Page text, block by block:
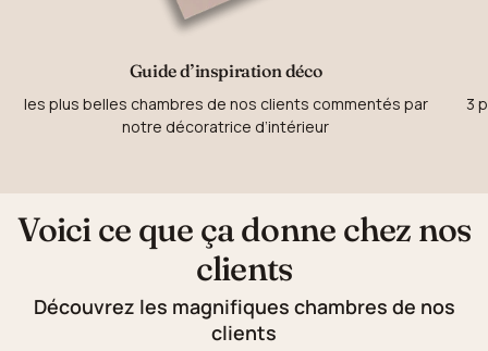
Guide d’inspiration déco
les plus belles chambres de nos clients commentés par
notre décoratrice d’intérieur
3
Voici ce que ça donne chez nos
clients
Découvrez les magnifiques chambres de nos
clients